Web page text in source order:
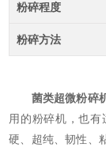
粉碎程度
粉碎方法
菌类超微粉碎
用的粉碎机，也有
硬、超纯、韧性、